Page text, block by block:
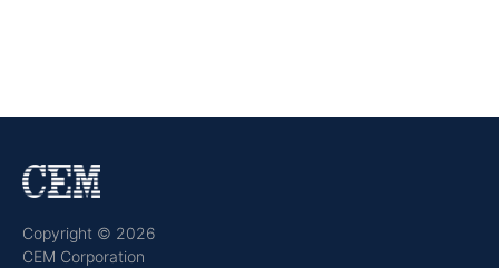
Copyright © 2026
CEM Corporation